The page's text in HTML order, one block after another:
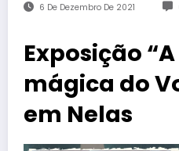
6 De Dezembro De 2021
Exposição
mágica do
em Nelas